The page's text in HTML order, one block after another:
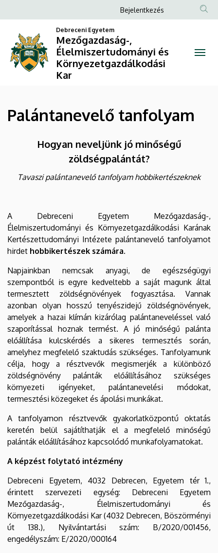
tanfolyam
Mezőgazdaság-,
és
Környezetgazdálkodási
a
Anonim
fiók
menüje
Bejelentkezés
Debreceni Egyetem
Mezőgazdaság-,
Élelmiszertudományi és
Környezetgazdálkodási
Kar
Palántanevelő tanfolyam
Hogyan neveljünk jó minőségű
zöldségpalántát?
Tavaszi palántanevelő tanfolyam hobbikertészeknek
A Debreceni Egyetem Mezőgazdaság-,
Élelmiszertudományi és Környezetgazdálkodási Karának
Kertészettudományi Intézete palántanevelő tanfolyamot
hirdet hobbikertészek számára.
Napjainkban nemcsak anyagi, de egészségügyi
szempontból is egyre kedveltebb a saját magunk által
termesztett zöldségnövények fogyasztása. Vannak
azonban olyan hosszú tenyészidejű zöldségnövények,
amelyek a hazai klímán kizárólag palántaneveléssel való
szaporítással hoznak termést. A jó minőségű palánta
előállítása kulcskérdés a sikeres termesztés során,
amelyhez megfelelő szaktudás szükséges. Tanfolyamunk
célja, hogy a résztvevők megismerjék a különböző
zöldségnövény palánták előállításához szükséges
környezeti igényeket, palántanevelési módokat,
termesztési közegeket és ápolási munkákat.
A tanfolyamon résztvevők gyakorlatközpontú oktatás
keretén belül sajátíthatják el a megfelelő minőségű
palánták előállításához kapcsolódó munkafolyamatokat.
A képzést folytató intézmény
Debreceni Egyetem, 4032 Debrecen, Egyetem tér 1.,
érintett szervezeti egység: Debreceni Egyetem
Mezőgazdaság-, Élelmiszertudományi és
Környezetgazdálkodási Kar (4032 Debrecen, Böszörményi
út 138.), Nyilvántartási szám: B/2020/001456,
engedélyszám: E/2020/000164